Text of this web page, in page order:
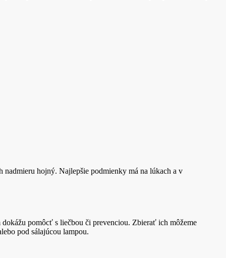
hojný. Najlepšie podmienky má na lúkach a v
pomôcť s liečbou či prevenciou. Zbierať ich môžeme
pod sálajúcou lampou.